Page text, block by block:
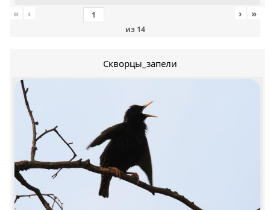
«
‹
из 14
› »
Скворцы_запели